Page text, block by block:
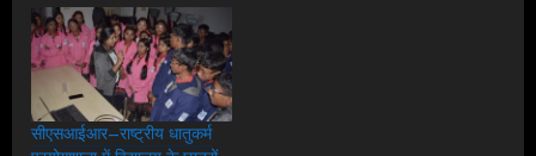
सीएसआईआर–राष्ट्रीय धातुकर्म